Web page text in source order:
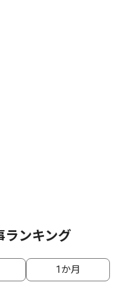
ランキング
1か月